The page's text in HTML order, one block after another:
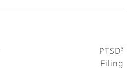
PTSD³
Filing